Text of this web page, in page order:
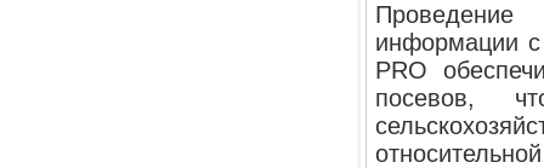
Проведение
информации
PRO
посевов,